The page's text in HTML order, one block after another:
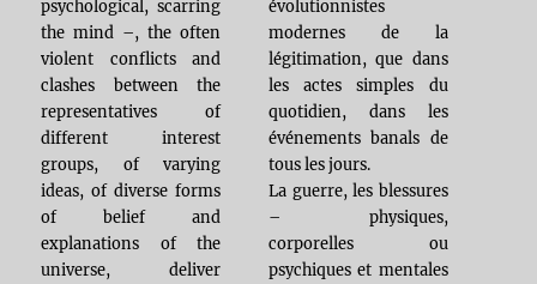
psychological, scarring
the mind –, the often
violent conflicts and
clashes between the
representatives of
different interest
groups, of varying
ideas, of diverse forms
of belief and
explanations of the
universe, deliver
évolutionnistes
modernes de la
légitimation, que dans
les actes simples du
quotidien, dans les
événements banals de
tous les jours.
La guerre, les blessures
– physiques,
corporelles ou
psychiques et mentales